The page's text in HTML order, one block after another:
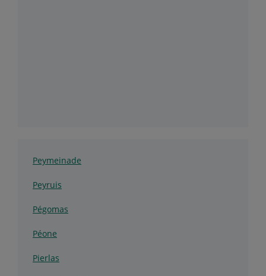
Peymeinade
Peyruis
Pégomas
Péone
Pierlas